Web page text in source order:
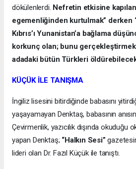
dökülenlerdi. Nefretin etkisine
egemenliğinden kurtulmak” derken
Kıbrıs’ı Yunanistan’a bağlama
korkunç olan; bunu
adadaki bütün Türkleri
KÜÇÜK İLE TANIŞMA
İngiliz lisesini bitirdiğinde babasını
yaşayamayan Denktaş, babasının
Çevirmenlik, yazıcılık dışında okuduğu
yapan Denktaş; “Halkın Sesi”
lideri olan Dr. Fazıl Küçük ile tanıştı.